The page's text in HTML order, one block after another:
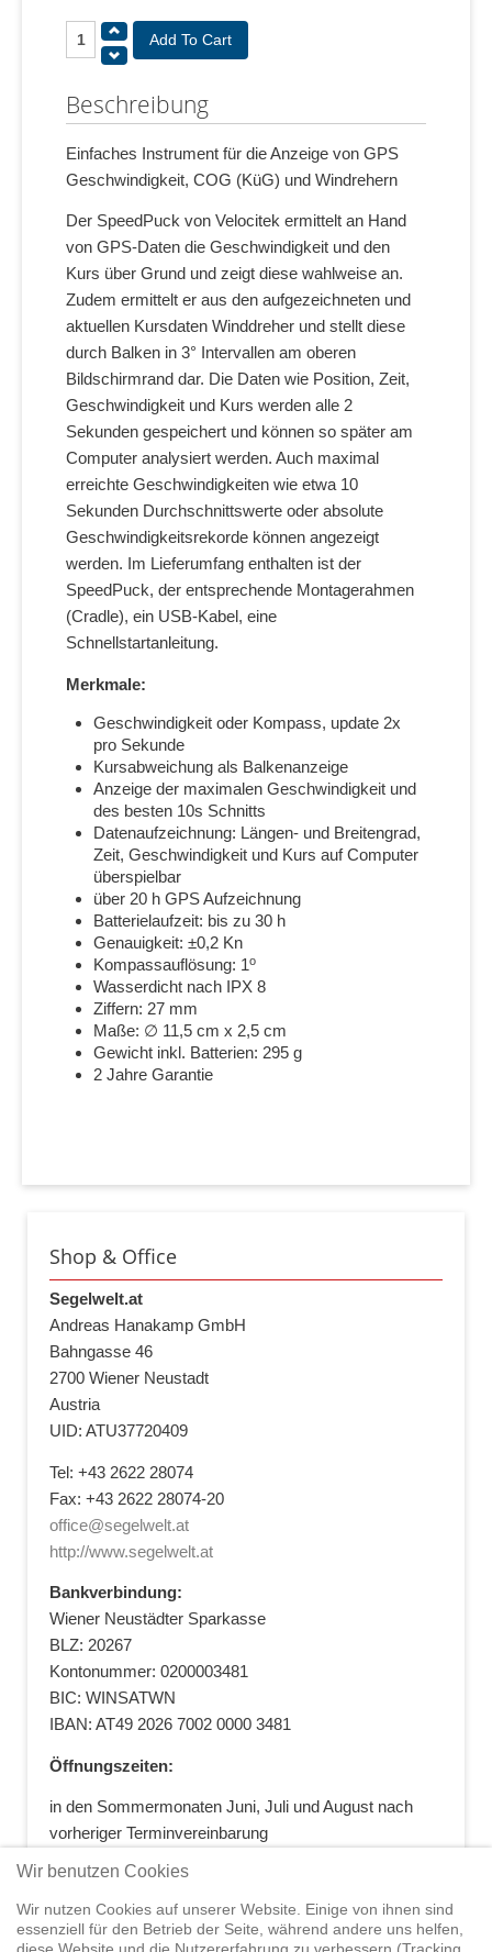
Beschreibung
Einfaches Instrument für die Anzeige von GPS
Geschwindigkeit, COG (KüG) und Windrehern
Der SpeedPuck von Velocitek ermittelt an Hand
von GPS-Daten die Geschwindigkeit und den
Kurs über Grund und zeigt diese wahlweise an.
Zudem ermittelt er aus den aufgezeichneten und
aktuellen Kursdaten Winddreher und stellt diese
durch Balken in 3° Intervallen am oberen
Bildschirmrand dar. Die Daten wie Position, Zeit,
Geschwindigkeit und Kurs werden alle 2
Sekunden gespeichert und können so später am
Computer analysiert werden. Auch maximal
erreichte Geschwindigkeiten wie etwa 10
Sekunden Durchschnittswerte oder absolute
Geschwindigkeitsrekorde können angezeigt
werden. Im Lieferumfang enthalten ist der
SpeedPuck, der entsprechende Montagerahmen
(Cradle), ein USB-Kabel, eine
Schnellstartanleitung.
Merkmale:
Geschwindigkeit oder Kompass, update 2x
pro Sekunde
Kursabweichung als Balkenanzeige
Anzeige der maximalen Geschwindigkeit und
des besten 10s Schnitts
Datenaufzeichnung: Längen- und Breitengrad,
Zeit, Geschwindigkeit und Kurs auf Computer
überspielbar
über 20 h GPS Aufzeichnung
Batterielaufzeit: bis zu 30 h
Genauigkeit: ±0,2 Kn
Kompassauflösung: 1o
Wasserdicht nach IPX 8
Ziffern: 27 mm
Maße: ∅ 11,5 cm x 2,5 cm
Gewicht inkl. Batterien: 295 g
2 Jahre Garantie
Shop & Office
Segelwelt.at
Andreas Hanakamp GmbH
Bahngasse 46
2700 Wiener Neustadt
Austria
UID: ATU37720409
Tel: +43 2622 28074
Fax: +43 2622 28074-20
office@segelwelt.at
http://www.segelwelt.at
Bankverbindung:
Wiener Neustädter Sparkasse
BLZ: 20267
Kontonummer: 0200003481
BIC: WINSATWN
IBAN: AT49 2026 7002 0000 3481
Öffnungszeiten:
in den Sommermonaten Juni, Juli und August nach
vorheriger Terminvereinbarung
+43 664 5881412
Wir benutzen Cookies
Wir nutzen Cookies auf unserer Website. Einige von ihnen sind
essenziell für den Betrieb der Seite, während andere uns helfen,